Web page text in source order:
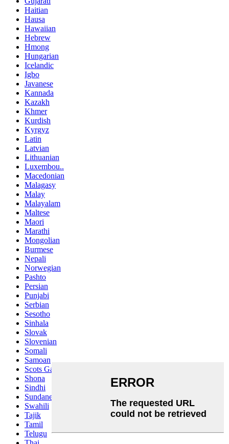
Haitian
Hausa
Hawaiian
Hebrew
Hmong
Hungarian
Icelandic
Igbo
Javanese
Kannada
Kazakh
Khmer
Kurdish
Kyrgyz
Latin
Latvian
Lithuanian
Luxembou..
Macedonian
Malagasy
Malay
Malayalam
Maltese
Maori
Marathi
Mongolian
Burmese
Nepali
Norwegian
Pashto
Persian
Punjabi
Serbian
Sesotho
Sinhala
Slovak
Slovenian
Somali
Samoan
Scots Gaelic
Shona
Sindhi
Sundanese
Swahili
Tajik
Tamil
Telugu